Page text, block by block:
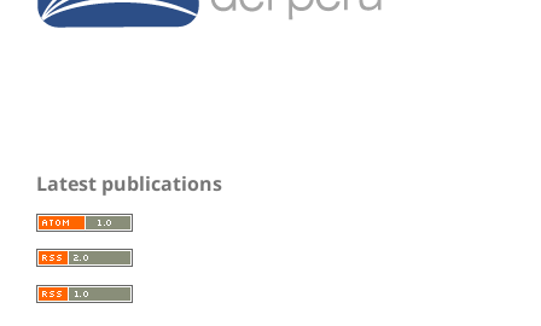
Latest publications